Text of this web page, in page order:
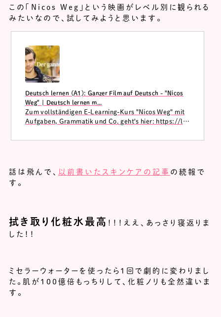
この「Nicos Weg」という映画がレベル別に観られる
みたいなので、試してみようと思います。
Deutsch lernen (A1): Ganzer Film auf Deutsch - "Nicos
Weg" | Deutsch lernen m...
Zum vollständigen E-Learning-Kurs "Nicos Weg" mit
Aufgaben, Grammatik und Co. geht's hier: https://le
rnen? Da...
話は飛んで、 以前書いたスキンケアの記事 の続報で
す。
拭き取り化粧水最高 ！！！ええ、あっさり寝返りま
した！！
ミセラーウォーターを使ったら１回で劇的に変わりまし
た。肌が100億倍もっちりして、化粧ノリも全然違いま
す。